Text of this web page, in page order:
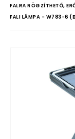
FALRA RÖGZÍTHETŐ,
FALI LÁMPA – W783-6